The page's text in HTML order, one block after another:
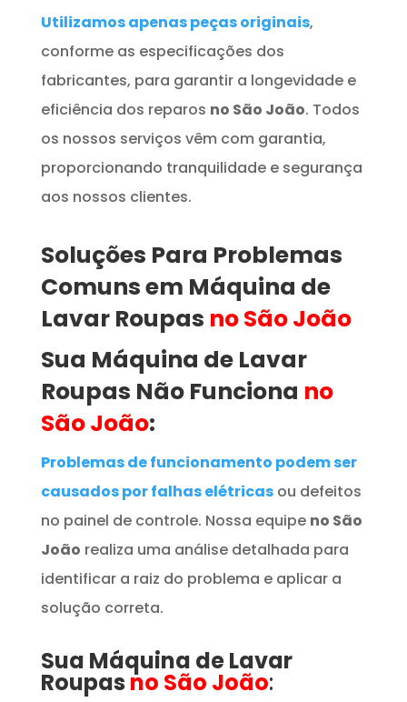
Utilizamos apenas peças originais,
conforme as especificações dos
fabricantes, para garantir a longevidade e
eficiência dos reparos no São João. Todos
os nossos serviços vêm com garantia,
proporcionando tranquilidade e segurança
aos nossos clientes.
Soluções Para Problemas
Comuns em Máquina de
Lavar Roupas no São João
Sua Máquina de Lavar
Roupas Não Funciona no
São João:
Problemas de funcionamento podem ser
causados por falhas elétricasou defeitos
no painel de controle. Nossa equipe no São
João realiza uma análise detalhada para
identificar a raiz do problema e aplicar a
solução correta.
Sua Máquina de Lavar
Roupas no São João: